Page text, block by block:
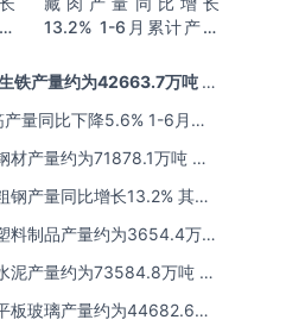
13.2% 1-6月累计产量
铁产量约为42663.7万吨 同
产量占比22.7%排名第一
量同比下降5.6% 1-6月累
材产量约为71878.1万吨 同
以超亿吨产量排名第一
钢产量同比增长13.2% 其中
居首位
料制品产量约为3654.4万吨
别占比18.9%、16.0%
泥产量约为73584.8万吨 同
浙江和安徽分别排名前三
板玻璃产量约为44682.6万